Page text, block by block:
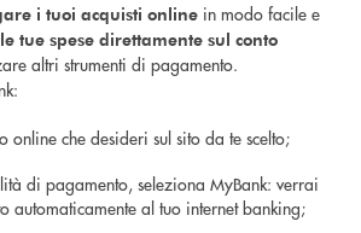
i tuoi acquisti online in modo facile e
tue spese direttamente sul conto
altri strumenti di pagamento.
online che desideri sul sito da te scelto;
di pagamento, seleziona MyBank: verrai
automaticamente al tuo internet banking;